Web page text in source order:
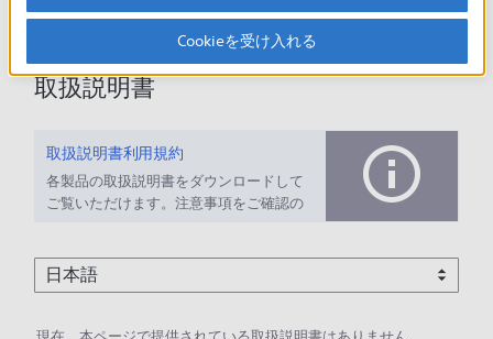
取扱説明書
取扱説明書利用規約
各製品の取扱説明書をダウンロードして
ご覧いただけます。注意事項をご確認の
Cookieを受け入れる